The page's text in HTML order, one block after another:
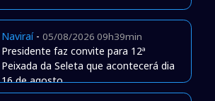
Naviraí- 05/08/2026 09h39min
Presidente faz convite para 12ª
Peixada da Seleta que acontecerá dia
16 de agosto